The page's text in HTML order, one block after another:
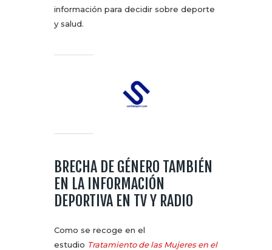
información para decidir sobre deporte
y salud.
BRECHA DE GÉNERO TAMBIÉN
EN LA INFORMACIÓN
DEPORTIVA EN TV Y RADIO
Como se recoge en el
estudio Tratamiento de las Mujeres en el